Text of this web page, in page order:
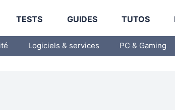
TESTS GUIDES TUTOS
Logiciels & services PC & Gaming